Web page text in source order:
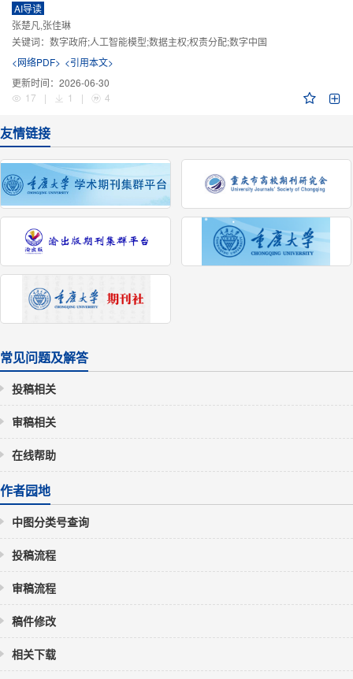
AI导读
张楚凡,张佳琳
关键词： 数字政府;人工智能模型;数据主权;权责分配;数字中国
<网络PDF> <引用本文>
更新时间： 2026-06-30
17
| 1 | 4
友情链接
常见问题及解答
投稿相关
审稿相关
在线帮助
作者园地
中图分类号查询
投稿流程
审稿流程
稿件修改
相关下载